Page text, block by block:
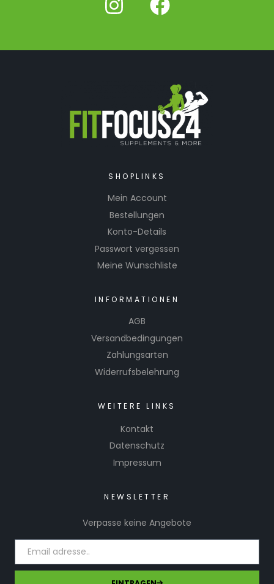
SHOPLINKS
Mein Account
Bestellungen
Konto-Details
Passwort vergessen
Meine Wunschliste
INFORMATIONEN
AGB
Versandbedingungen
Zahlungsarten
Widerrufsbelehrung
WEITERE LINKS
Kontakt
Datenschutz
Impressum
NEWSLETTER
Verpasse keine Angebote